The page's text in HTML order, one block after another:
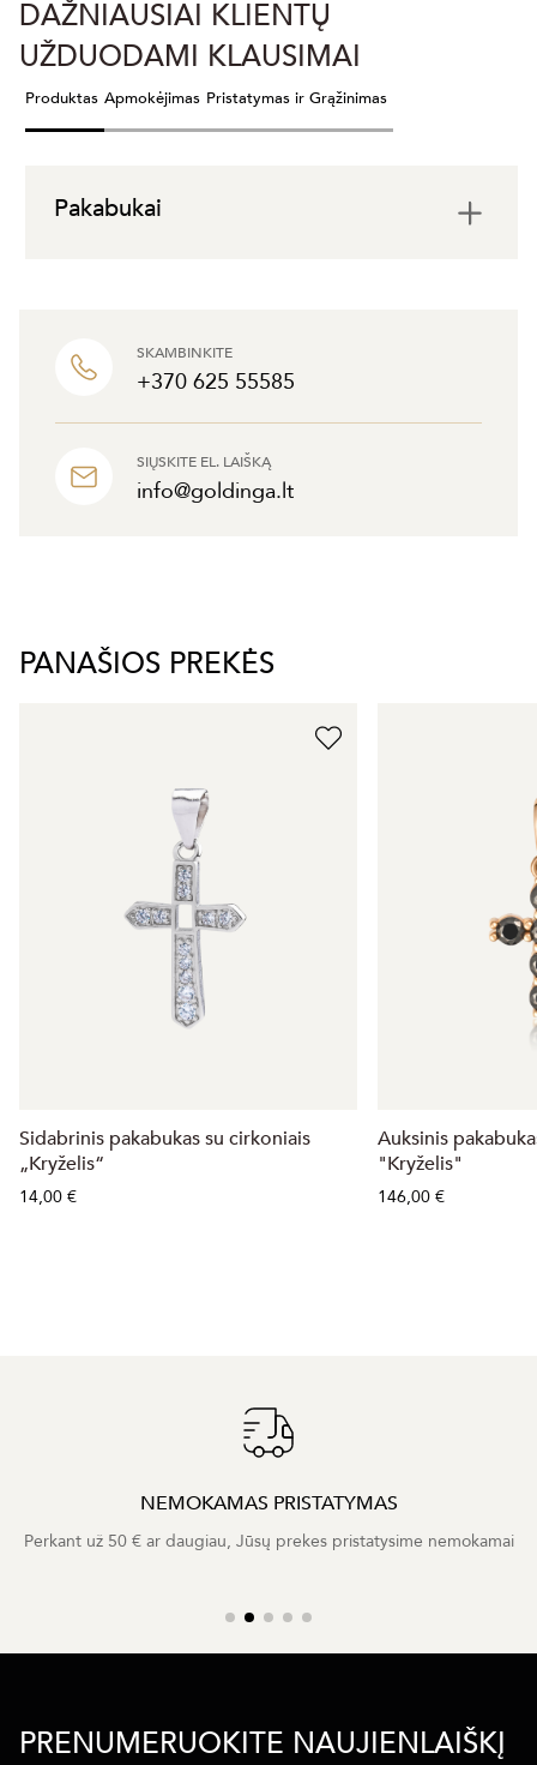
SKAMBINKITE
+370 625 55585
SIŲSKITE EL. LAIŠKĄ
info@goldinga.lt
DAŽNIAUSIAI KLIENTŲ
UŽDUODAMI KLAUSIMAI
Produktas Apmokėjimas Pristatymas ir Grąžinimas
Pakabukai
PANAŠIOS PREKĖS
Sidabrinis pakabukas su cirkoniais
„Kryželis“
14,00 €
Auksinis
"Kryželis"
146,00 €
NEMOKAMAS PRISTATYMAS
Perkant už 50 € ar daugiau, Jūsų prekes pristatysime nemokamai
PRENUMERUOKITE NAUJIENLAIŠKĮ